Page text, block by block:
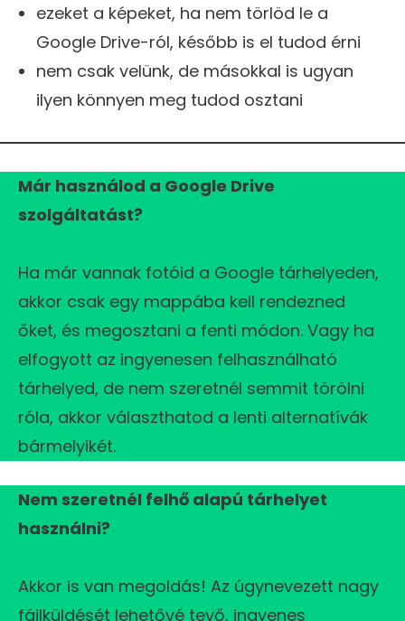
ezeket a képeket, ha nem törlöd le a
Google Drive-ról, később is el tudod érni
nem csak velünk, de másokkal is ugyan
ilyen könnyen meg tudod osztani
Már használod a Google Drive
szolgáltatást?
Ha már vannak fotóid a Google tárhelyeden,
akkor csak egy mappába kell rendezned
őket, és megosztani a fenti módon. Vagy ha
elfogyott az ingyenesen felhasználható
tárhelyed, de nem szeretnél semmit törölni
róla, akkor választhatod a lenti alternatívák
bármelyikét.
Nem szeretnél felhő alapú tárhelyet
használni?
Akkor is van megoldás! Az úgynevezett nagy
fájlküldését lehetővé tevő, ingyenes